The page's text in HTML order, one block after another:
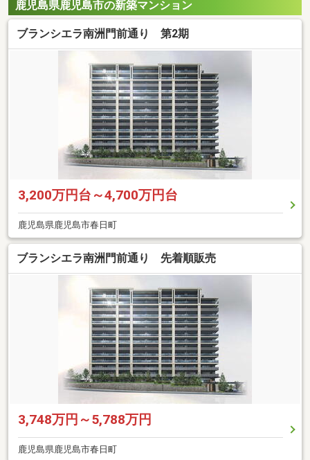
鹿児島県鹿児島市の新築マンション
ブランシエラ南洲門前通り 第2期
3,200万円台～4,700万円台
鹿児島県鹿児島市春日町
ブランシエラ南洲門前通り 先着順販売
3,748万円～5,788万円
鹿児島県鹿児島市春日町